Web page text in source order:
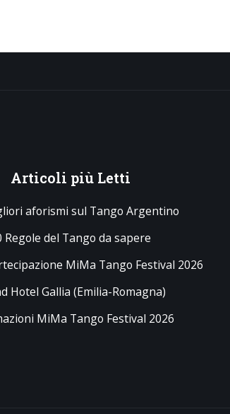
Articoli più Letti
aforismi sul Tango Argentino
Regole del Tango da sapere
MiMa Tango Festival 2026
Hotel Gallia (Emilia-Romagna)
MiMa Tango Festival 2026